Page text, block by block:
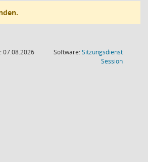
07.08.2026
Software:Sitzungsdienst
Session(Wird in